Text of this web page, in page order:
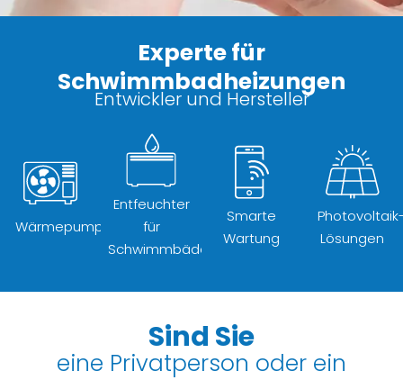
Experte für
Schwimmbadheizungen
Entwickler und Hersteller
Wärmepumpen
Entfeuchter
für
Schwimmbäder
Smarte
Wartung
Lösungen
Sind Sie
eine Privatperson oder ein